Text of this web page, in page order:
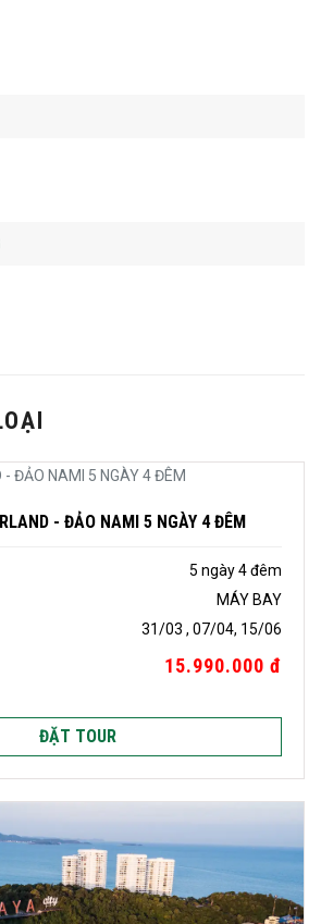
- ĐẢO NAMI 5 NGÀY 4 ĐÊM
5 ngày 4 đêm
MÁY BAY
31/03 , 07/04, 15/06
15.990.000 đ
ĐẶT TOUR